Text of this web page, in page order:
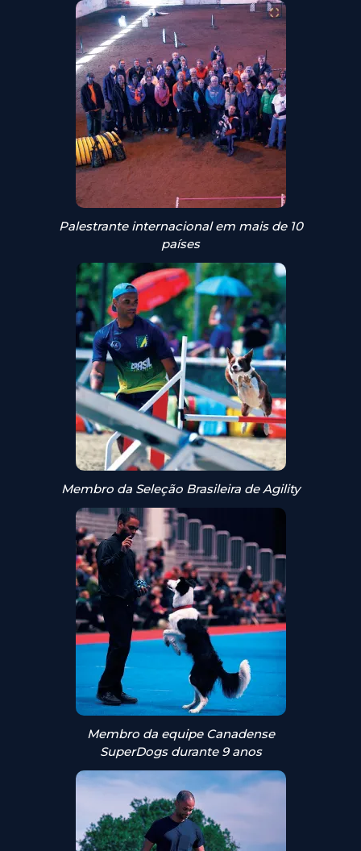
Palestrante internacional em mais de 10
países
Membro da Seleção Brasileira de Agility
Membro da equipe Canadense
SuperDogs durante 9 anos